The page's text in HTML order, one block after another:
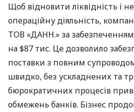
Щоб відновити ліквідність і
операційну діяльність,
ТОВ «ДАНН.» за
на $87 тис. Це дозволило
поставки з повним
швидко, без ускладнених та
бюрократичних процесів
обмежень банків. Бізнес